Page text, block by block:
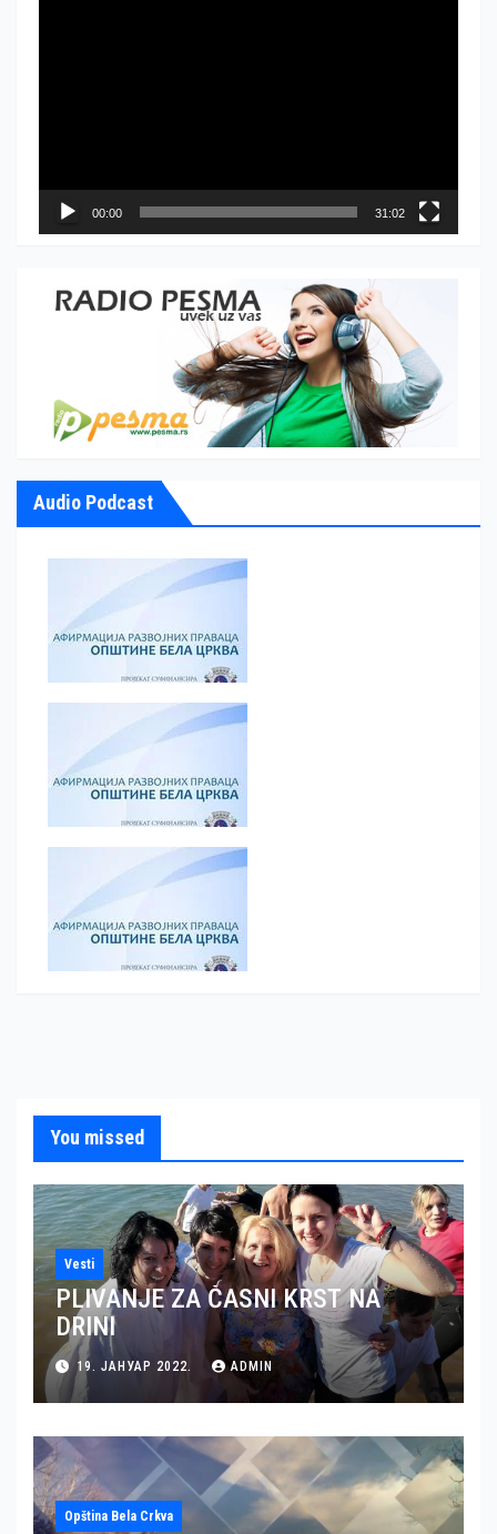
00:00 31:02
Audio Podcast
You missed
Vesti
PLIVANJE ZA ČASNI KRST NA
DRINI
19. ЈАНУАР 2022. ADMIN
Opština Bela Crkva